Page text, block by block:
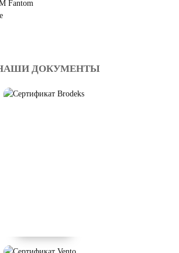
ДОКУМЕНТЫ